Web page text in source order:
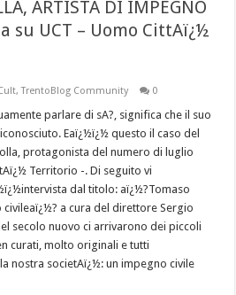
ARTISTA DI IMPEGNO
su UCT – Uomo CittAï¿½
,TrentoBlog Community 0
parlare di sA?, significa che il suo
Eaï¿½ï¿½ questo il caso del
protagonista del numero di luglio
Territorio -. Di seguito vi
dal titolo: aï¿½?Tomaso
a cura del direttore Sergio
secolo nuovo ci arrivarono dei piccoli
curati, molto originali e tutti
nostra societAï¿½: un impegno civile